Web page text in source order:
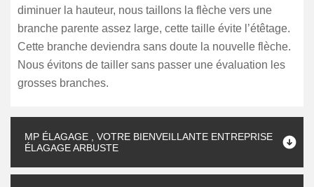
diminuer la hauteur, nous taillons la flèche vers une
branche parente assez large, cette taille évite l’étêtage.
Cette branche deviendra sans doute la nouvelle flèche.
Nous évitons de tailler sans passer une évaluation les
grosses branches.
MP ÉLAGAGE , VOTRE BIENVEILLANTE ENTREPRISE
ÉLAGAGE ARBUSTE